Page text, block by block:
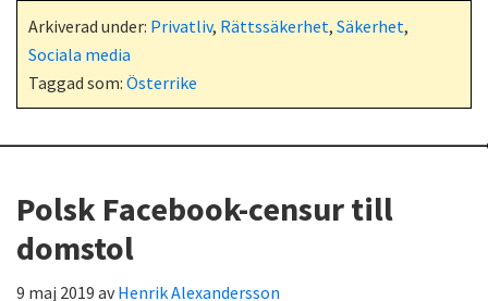
Arkiverad under: Privatliv, Rättssäkerhet, Säkerhet,
Sociala media
Taggad som: Österrike
Polsk Facebook-censur till
domstol
9 maj 2019 avHenrik Alexandersson